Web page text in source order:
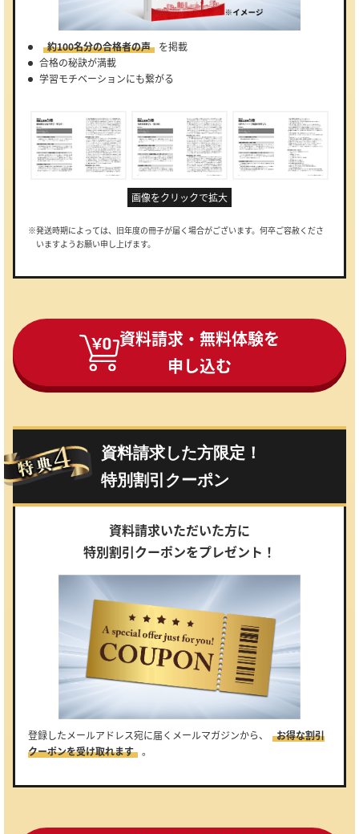
約100名分の合格者の声
を掲載
合格の秘訣が満載
学習モチベーションにも繋がる
画像をクリックで拡大
※発送時期によっては、旧年度の冊子が届く場合がございます。何卒ご容赦くださ
いますようお願い申し上げます。
資料請求・無料体験を
申し込む
資料請求した方限定！
特別割引クーポン
資料請求いただいた方に
特別割引クーポンをプレゼント！
登録したメールアドレス宛に届くメールマガジンから、
お得な割引
クーポンを受け取れます 。